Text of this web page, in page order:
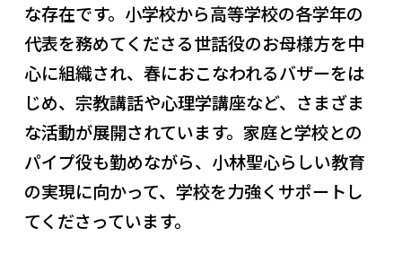
な存在です。小学校から高等学校の各学年の
代表を務めてくださる世話役のお母様方を中
心に組織され、春におこなわれるバザーをは
じめ、宗教講話や心理学講座など、さまざま
な活動が展開されています。家庭と学校との
パイプ役も勤めながら、小林聖心らしい教育
の実現に向かって、学校を力強くサポートし
てくださっています。